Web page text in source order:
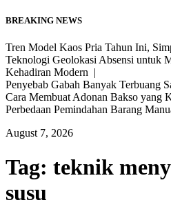
BREAKING NEWS
Tren Model Kaos Pria Tahun Ini,
Teknologi Geolokasi Absensi untuk
Kehadiran Modern |
Penyebab Gabah Banyak Terbuang
Cara Membuat Adonan Bakso yang
Perbedaan Pemindahan Barang
August 7, 2026
Tag: teknik
susu